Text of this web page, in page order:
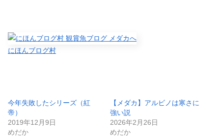
にほんブログ村
今年失敗したシリーズ（紅
帝）
2019年12月9日
めだか
【メダカ】アルビノは寒さに
強い説
2026年2月26日
めだか